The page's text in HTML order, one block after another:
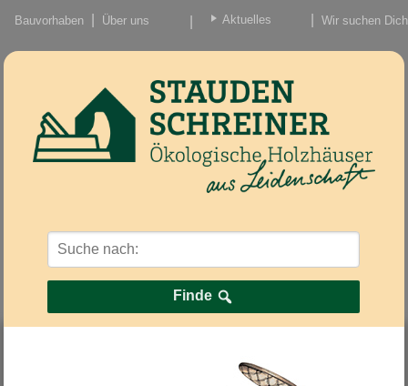
Bauvorhaben Über uns
Aktuelles
Nachrichten/Einzug
Wir suchen
Finde